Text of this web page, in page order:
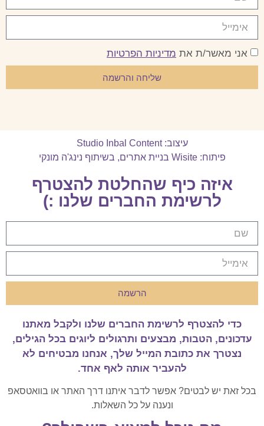
אני מאשר/ת את מדיניות הפרטיות
שליחה והרשמה
עיצוב: Studio Inbal Content
פיתוח: Wisite בניית אתרים
, בשיתוף נינג'ה מונקי
איזה כיף שהחלטת להצטרף
לרשימת החברים שלנו :)
הרשמה
כדי להצטרף לרשימת החברים שלנו ולקבל מאתנו
עדכונים, הטבות, מבצעים ותרגולים ליוגים בכל הגילים,
נצטרך את כתובת המייל שלך, אנחנו מבטיחים לא
להעביר אותה לאף אחד.
בכל זאת יש לבטים? אפשר לדבר איתנו דרך האתר או בוואטסאפ
ונענה על כל השאלות.